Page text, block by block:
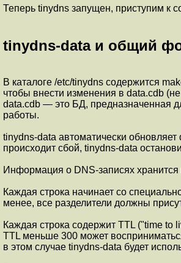
Теперь tinydns запущен, приступим к
tinydns-data и общий
В каталоге /etc/tinydns содержится
чтобы внести изменения в data.cdb
data.cdb — это БД, предназначенная
работы.
tinydns-data автоматически
происходит сбой, tinydns-data
Информация о DNS-записях
Каждая строка начинает со
менее, все разделители должны
Каждая строка содержит TTL ("time to
TTL меньше 300 может
в этом случае tinydns-data будет